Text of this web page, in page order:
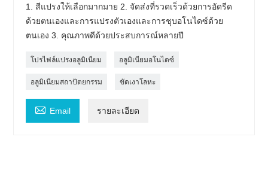
1. สีแปรงให้เลือกมากมาย 2. จัดส่งที่รวดเร็วด้วยการอัดรีด
ด้วยตนเองและการแปรงตัวเองและการชุบอโนไดซ์ด้วย
ตนเอง 3. คุณภาพดีด้วยประสบการณ์หลายปี
โปรไฟล์แปรงอลูมิเนียม อลูมิเนียมอโนไดซ์
อลูมิเนียมสถาปัตยกรรม ขัดเงาโลหะ
 Email รายละเอียด